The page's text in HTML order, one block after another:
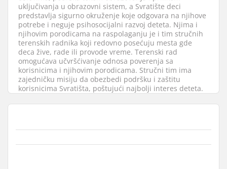
uključivanja u obrazovni sistem, a Svratište deci
predstavlja sigurno okruženje koje odgovara na njihove
potrebe i neguje psihosocijalni razvoj deteta. Njima i
njihovim porodicama na raspolaganju je i tim stručnih
terenskih radnika koji redovno posećuju mesta gde
deca žive, rade ili provode vreme. Terenski rad
omogućava učvršćivanje odnosa poverenja sa
korisnicima i njihovim porodicama. Stručni tim ima
zajedničku misiju da obezbedi podršku i zaštitu
korisnicima Svratišta, poštujući najbolji interes deteta.